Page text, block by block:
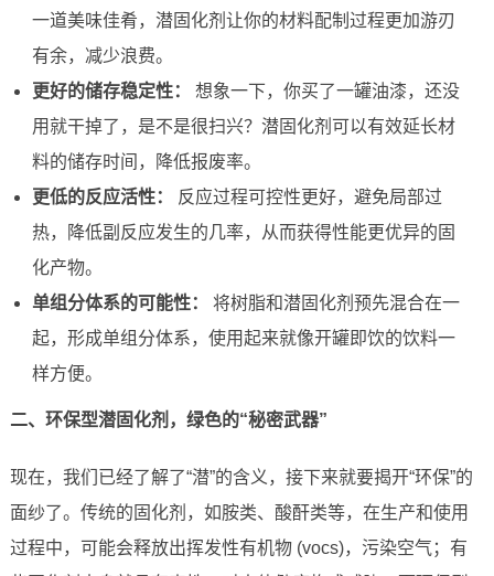
一道美味佳肴，潜固化剂让你的材料配制过程更加游刃
有余，减少浪费。
更好的储存稳定性：
想象一下，你买了一罐油漆，还没
用就干掉了，是不是很扫兴？潜固化剂可以有效延长材
料的储存时间，降低报废率。
更低的反应活性：
反应过程可控性更好，避免局部过
热，降低副反应发生的几率，从而获得性能更优异的固
化产物。
单组分体系的可能性：
将树脂和潜固化剂预先混合在一
起，形成单组分体系，使用起来就像开罐即饮的饮料一
样方便。
二、环保型潜固化剂，绿色的“秘密武器”
现在，我们已经了解了“潜”的含义，接下来就要揭开“环保”的
面纱了。传统的固化剂，如胺类、酸酐类等，在生产和使用
过程中，可能会释放出挥发性有机物 (vocs)，污染空气；有